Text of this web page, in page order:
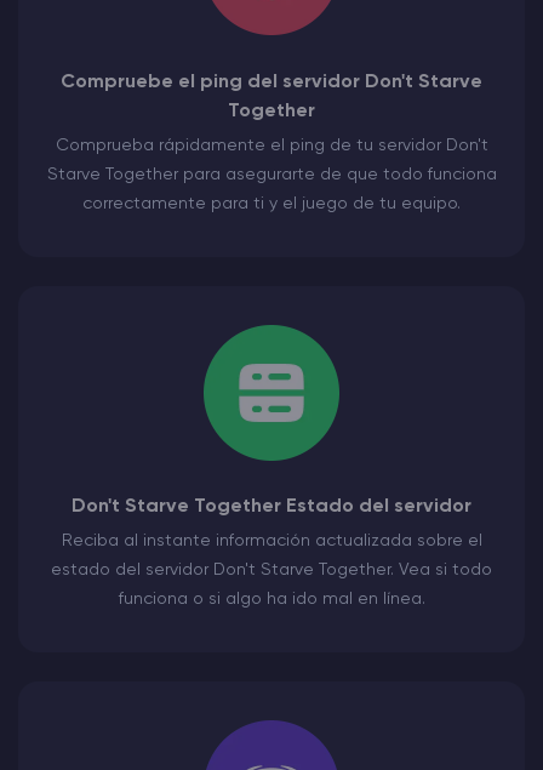
Compruebe el ping del servidor Don't Starve
Together
Comprueba rápidamente el ping de tu servidor Don't
Starve Together para asegurarte de que todo funciona
correctamente para ti y el juego de tu equipo.
Don't Starve Together Estado del servidor
Reciba al instante información actualizada sobre el
estado del servidor Don't Starve Together. Vea si todo
funciona o si algo ha ido mal en línea.